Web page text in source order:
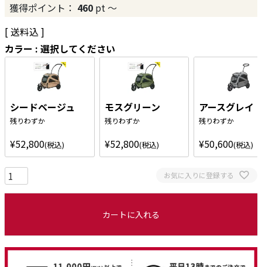
獲得ポイント： 460 pt 〜
送料込
カラー
選択してください
シードベージュ
残りわずか
¥52,800 税込
モスグリーン
残りわずか
¥52,800 税込
アースグレイ
残りわずか
¥50,600 税込
お気に入りに登録する
カートに入れる